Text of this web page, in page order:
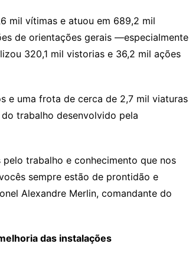
mil vítimas e atuou em 689,2 mil
de orientações gerais —especialmente
320,1 mil vistorias e 36,2 mil ações
e uma frota de cerca de 2,7 mil viaturas
trabalho desenvolvido pela
trabalho e conhecimento que nos
sempre estão de prontidão e
Alexandre Merlin, comandante do
das instalações